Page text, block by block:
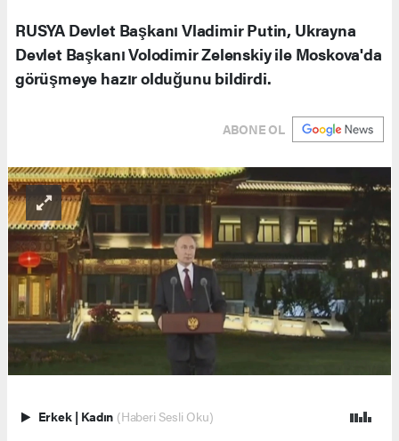
RUSYA Devlet Başkanı Vladimir Putin, Ukrayna
Devlet Başkanı Volodimir Zelenskiy ile Moskova'da
görüşmeye hazır olduğunu bildirdi.
ABONE OL
Erkek | Kadın (Haberi Sesli Oku)